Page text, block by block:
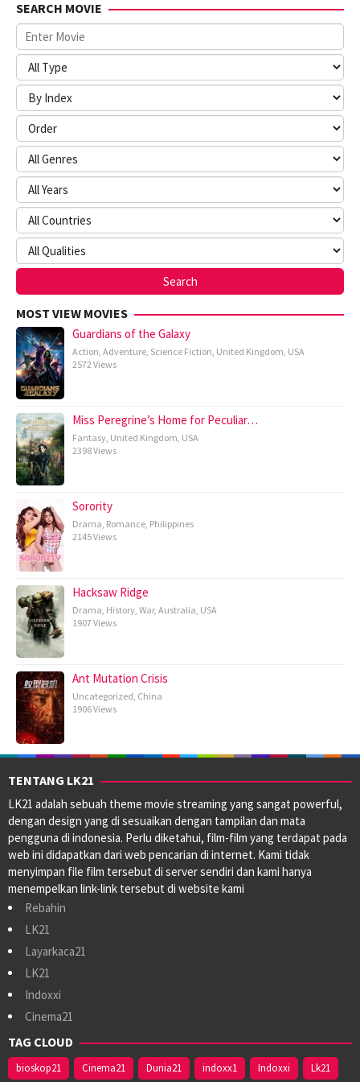
SEARCH MOVIE
MOST VIEW MOVIES
Guardians of the Galaxy
Action, Adventure, Science Fiction, United Kingdom, USA
2572 Views
Miss Peregrine’s Home for Peculiar…
Fantasy, United Kingdom, USA
2398 Views
Sorority
Drama, Romance, Philippines
2145 Views
Hacksaw Ridge
Drama, History, War, Australia, USA
1907 Views
Ant Mutation Crisis
Uncategorized, China
1906 Views
TENTANG LK21
LK21 adalah sebuah theme movie streaming yang sangat powerful,
dengan design yang di sesuaikan dengan tampilan dan mata
pengguna di indonesia. Perlu diketahui, film-film yang terdapat pada
web ini didapatkan dari web pencarian di internet. Kami tidak
menyimpan file film tersebut di server sendiri dan kami hanya
menempelkan link-link tersebut di website kami
Rebahin
LK21
Layarkaca21
LK21
Indoxxi
Cinema21
TAG CLOUD
bioskop21 Cinema21 Dunia21 indoxx1 Indoxxi Lk21